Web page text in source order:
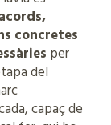
concretes
per
del
capaç de